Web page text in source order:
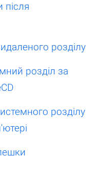
після
розділу
розділ за
розділу